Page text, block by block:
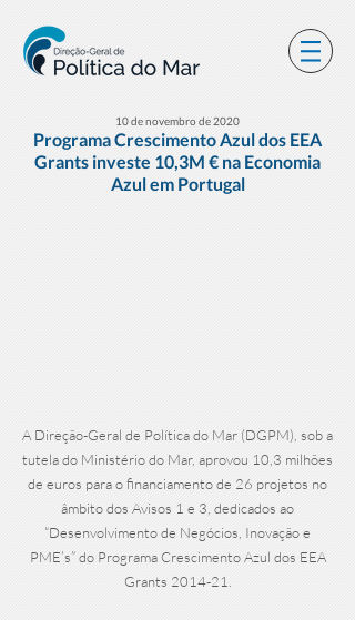
10 de novembro de 2020
Programa Crescimento Azul dos EEA
Grants investe 10,3M € na Economia
Azul em Portugal
A Direção-Geral de Política do Mar (DGPM), sob a
tutela do Ministério do Mar, aprovou 10,3 milhões
de euros para o financiamento de 26 projetos no
âmbito dos Avisos 1 e 3, dedicados ao
“Desenvolvimento de Negócios, Inovação e
PME’s” do Programa Crescimento Azul dos EEA
Grants 2014-21.